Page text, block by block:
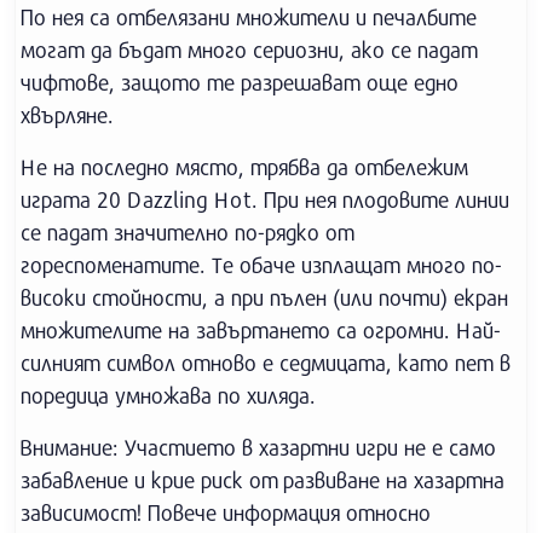
По нея са отбелязани множители и печалбите
могат да бъдат много сериозни, ако се падат
чифтове, защото те разрешават още едно
хвърляне.
Не на последно място, трябва да отбележим
играта 20 Dazzling Hot. При нея плодовите линии
се падат значително по-рядко от
гореспоменатите. Те обаче изплащат много по-
високи стойности, а при пълен (или почти) екран
множителите на завъртането са огромни. Най-
силният символ отново е седмицата, като пет в
поредица умножава по хиляда.
Внимание: Участието в хазартни игри не е само
забавление и крие риск от развиване на хазартна
зависимост! Повече информация относно